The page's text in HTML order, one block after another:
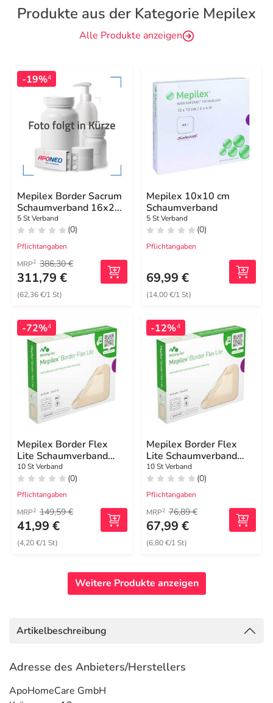
Produkte aus der Kategorie Mepilex
Alle Produkte anzeigen
-19%4
Mepilex Border Sacrum
Schaumverband 16x20
cm steril
5 St Verband
(0)
Pflichtangaben
MRP2 386,30 €
311,79 €
(62,36 €/1 St)
Mepilex 10x10 cm
Schaumverband
5 St Verband
(0)
Pflichtangaben
69,99 €
(14,00 €/1 St)
-72%4
Mepilex Border Flex
Lite Schaumverband
4x5 cm
10 St Verband
(0)
Pflichtangaben
MRP2 149,59 €
41,99 €
(4,20 €/1 St)
-12%4
Mepilex Border Flex
Lite Schaumverband
4x5 cm
10 St Verband
(0)
Pflichtangaben
MRP2 76,89 €
67,99 €
(6,80 €/1 St)
Weitere Produkte anzeigen
Artikelbeschreibung
Adresse des Anbieters/Herstellers
ApoHomeCare GmbH